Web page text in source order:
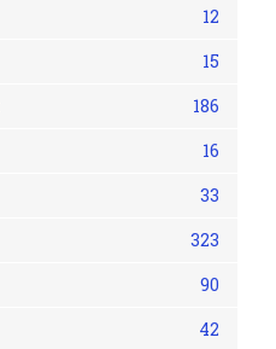
12
15
186
16
33
323
90
42